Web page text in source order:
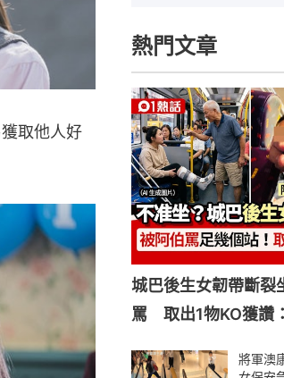
取他人好
熱門文章
城巴後生女韌帶斷裂
罵 取出1物KO獲讚
將軍澳